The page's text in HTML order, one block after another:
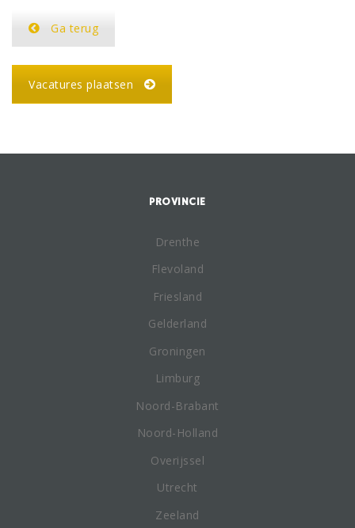
Ga terug
Vacatures plaatsen
PROVINCIE
Drenthe
Flevoland
Friesland
Gelderland
Groningen
Limburg
Noord-Brabant
Noord-Holland
Overijssel
Utrecht
Zeeland